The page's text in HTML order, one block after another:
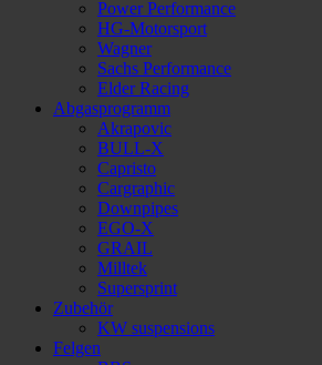
Power Performance
HG-Motorsport
Wagner
Sachs Performance
Elder Racing
Abgasprogramm
Akrapovic
BULL-X
Capristo
Cargraphic
Downpipes
EGO-X
GRAIL
Milltek
Supersprint
Zubehör
KW suspensions
Felgen